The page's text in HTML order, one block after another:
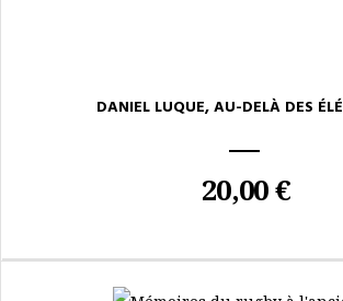
DANIEL LUQUE, AU-DELÀ DES
20,00 €